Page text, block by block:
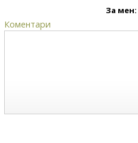
За мен:
Коментари